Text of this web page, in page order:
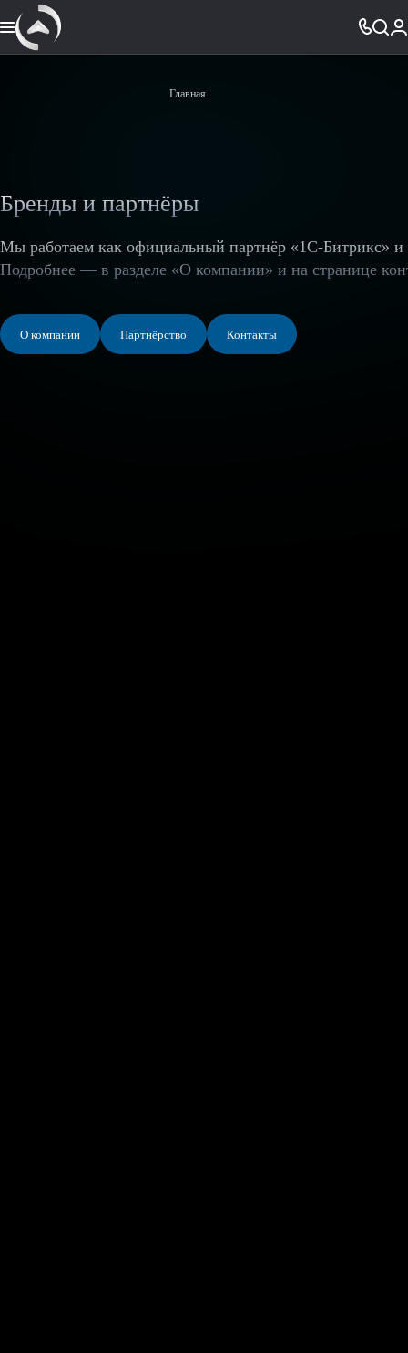
Главная
Бренды и партнёры
Мы работаем как официальный партнёр «1С-Битрикс» и
Подробнее — в разделе «О компании» и на странице
О компании Партнёрство Контакты